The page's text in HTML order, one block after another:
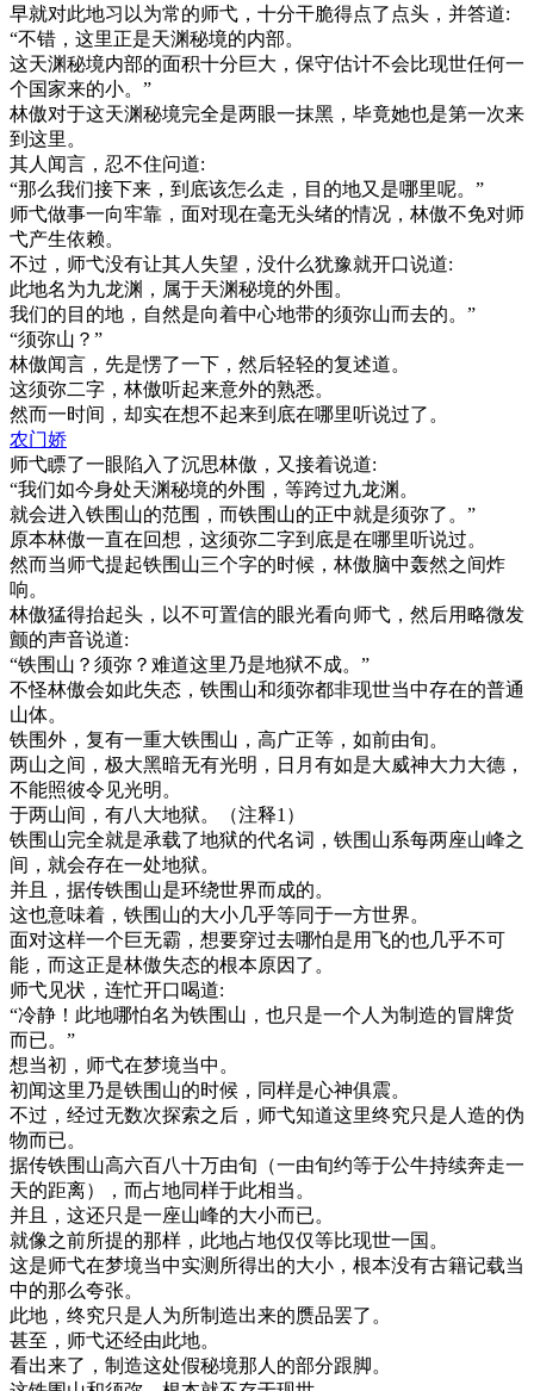
早就对此地习以为常的师弋，十分干脆得点了点头，并答道:
“不错，这里正是天渊秘境的内部。
这天渊秘境内部的面积十分巨大，保守估计不会比现世任何一
个国家来的小。”
林傲对于这天渊秘境完全是两眼一抹黑，毕竟她也是第一次来
到这里。
其人闻言，忍不住问道:
“那么我们接下来，到底该怎么走，目的地又是哪里呢。”
师弋做事一向牢靠，面对现在毫无头绪的情况，林傲不免对师
弋产生依赖。
不过，师弋没有让其人失望，没什么犹豫就开口说道:
此地名为九龙渊，属于天渊秘境的外围。
我们的目的地，自然是向着中心地带的须弥山而去的。”
“须弥山？”
林傲闻言，先是愣了一下，然后轻轻的复述道。
这须弥二字，林傲听起来意外的熟悉。
然而一时间，却实在想不起来到底在哪里听说过了。
农门娇
师弋瞟了一眼陷入了沉思林傲，又接着说道:
“我们如今身处天渊秘境的外围，等跨过九龙渊。
就会进入铁围山的范围，而铁围山的正中就是须弥了。”
原本林傲一直在回想，这须弥二字到底是在哪里听说过。
然而当师弋提起铁围山三个字的时候，林傲脑中轰然之间炸
响。
林傲猛得抬起头，以不可置信的眼光看向师弋，然后用略微发
颤的声音说道:
“铁围山？须弥？难道这里乃是地狱不成。”
不怪林傲会如此失态，铁围山和须弥都非现世当中存在的普通
山体。
铁围外，复有一重大铁围山，高广正等，如前由旬。
两山之间，极大黑暗无有光明，日月有如是大威神大力大德，
不能照彼令见光明。
于两山间，有八大地狱。（注释1）
铁围山完全就是承载了地狱的代名词，铁围山系每两座山峰之
间，就会存在一处地狱。
并且，据传铁围山是环绕世界而成的。
这也意味着，铁围山的大小几乎等同于一方世界。
面对这样一个巨无霸，想要穿过去哪怕是用飞的也几乎不可
能，而这正是林傲失态的根本原因了。
师弋见状，连忙开口喝道:
“冷静！此地哪怕名为铁围山，也只是一个人为制造的冒牌货
而已。”
想当初，师弋在梦境当中。
初闻这里乃是铁围山的时候，同样是心神俱震。
不过，经过无数次探索之后，师弋知道这里终究只是人造的伪
物而已。
据传铁围山高六百八十万由旬（一由旬约等于公牛持续奔走一
天的距离），而占地同样于此相当。
并且，这还只是一座山峰的大小而已。
就像之前所提的那样，此地占地仅仅等比现世一国。
这是师弋在梦境当中实测所得出的大小，根本没有古籍记载当
中的那么夸张。
此地，终究只是人为所制造出来的赝品罢了。
甚至，师弋还经由此地。
看出来了，制造这处假秘境那人的部分跟脚。